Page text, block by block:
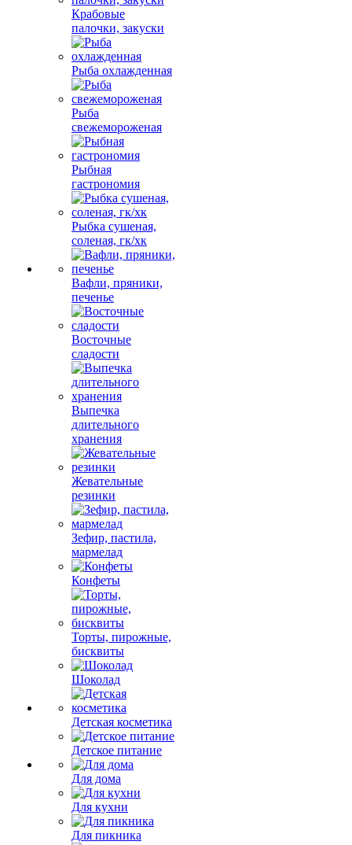
Крабовые
палочки, закуски
Рыба охлажденная
Рыба
свежемороженая
Рыбная
гастрономия
Рыбка сушеная,
соленая, гк/хк
Вафли, пряники,
печенье
Восточные
сладости
Выпечка
длительного
хранения
Жевательные
резинки
Зефир, пастила,
мармелад
Конфеты
Торты, пирожные,
бисквиты
Шоколад
Детская косметика
Детское питание
Для дома
Для кухни
Для пикника